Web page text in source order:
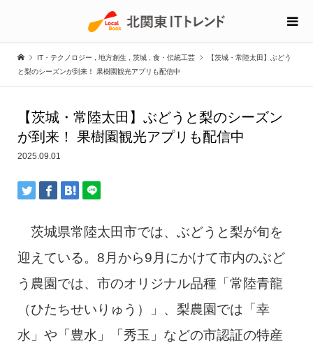
IT・テクノロジー 地方創生 茨城 食・伝統工芸
【茨城・常陸太田】ぶどう
と梨のシーズンが到来！ 果樹園観光アプリも配信中
【茨城・常陸太田】ぶどうと梨のシーズン
が到来！ 果樹園観光アプリも配信中
2025.09.01
茨城県常陸太田市では、ぶどうと梨が旬を
迎えている。8月から9月にかけて市内のぶど
う農園では、市のオリジナル品種「常陸青龍
（ひたちせいりゅう）」、梨農園では「幸
水」や「豊水」「秀玉」などの市認証の特産